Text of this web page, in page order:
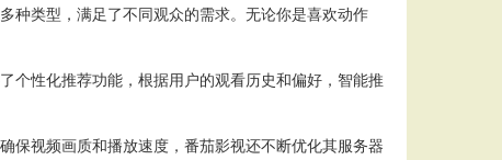
种类型，满足了不同观众的需求。无论你是喜欢动作
个性化推荐功能，根据用户的观看历史和偏好，智能推
保视频画质和播放速度，番茄影视还不断优化其服务器